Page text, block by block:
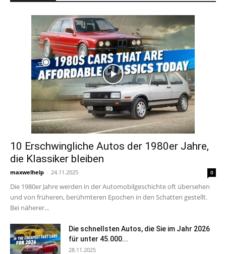
10 Erschwingliche Autos der 1980er Jahre,
die Klassiker bleiben
maxwelhelp - 24.11.2025 0
Die 1980er Jahre werden in der Automobilgeschichte oft übersehen
und von früheren, berühmteren Epochen in den Schatten gestellt.
Bei näherer...
Die schnellsten Autos, die Sie im Jahr 2026
für unter 45.000...
28.11.2025